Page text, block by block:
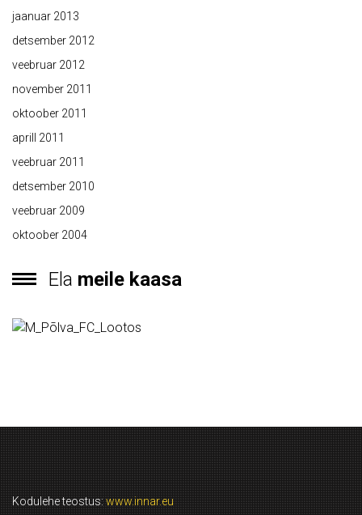
jaanuar 2013
detsember 2012
veebruar 2012
november 2011
oktoober 2011
aprill 2011
veebruar 2011
detsember 2010
veebruar 2009
oktoober 2004
Ela meile kaasa
Kodulehe teostus: www.innar.eu